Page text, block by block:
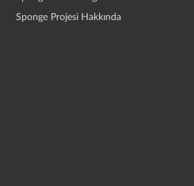
Sponge Projesi Hakkında